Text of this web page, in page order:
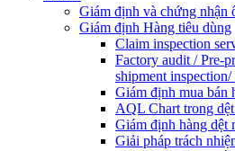
Giám định và chứng nhận
Giám định Hàng tiêu dùng
Claim inspection
Factory audit / Pre-
shipment
Giám định mua bán
AQL Chart trong
Giám định hàng dệt
Giải pháp trách